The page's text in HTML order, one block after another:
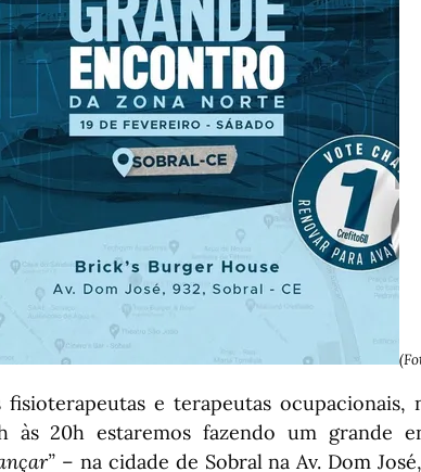
fisioterapeutas e terapeutas ocupacionais,
às 20h estaremos fazendo um grande
– na cidade de Sobral na Av. Dom